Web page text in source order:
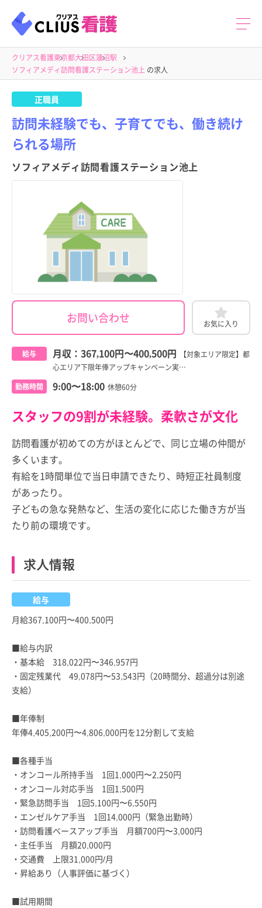
クリアス看護東京都大田区蓮沼駅
ソフィアメディ訪問看護ステーション池上 の求人
正職員
訪問未経験でも、子育てでも、働き続け
られる場所
ソフィアメディ訪問看護ステーション池上
お問い合わせ お気に入り
給与 月収： 367,100円〜400,500円
【対象エリア限定】都
心エリア下限年俸アップキャンペーン実…
勤務時間
9:00〜18:00 休憩60分
スタッフの9割が未経験。柔軟さが文化
訪問看護が初めての方がほとんどで、同じ立場の仲間が
多くいます。
有給を1時間単位で当日申請できたり、時短正社員制度
があったり。
子どもの急な発熱など、生活の変化に応じた働き方が当
たり前の環境です。
求人情報
給与
月給367,100円〜400,500円
■給与内訳
・基本給 318,022円〜346,957円
・固定残業代 49,078円〜53,543円（20時間分、超過分は別途
支給）
■年俸制
年俸4,405,200円〜4,806,000円を12分割して支給
■各種手当
・オンコール所持手当 1回1,000円〜2,250円
・オンコール対応手当 1回1,500円
・緊急訪問手当 1回5,100円〜6,550円
・エンゼルケア手当 1回14,000円（緊急出勤時）
・訪問看護ベースアップ手当 月額700円〜3,000円
・主任手当 月額20,000円
・交通費 上限31,000円/月
・昇給あり（人事評価に基づく）
■試用期間